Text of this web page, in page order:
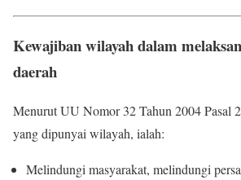
Kewajiban wilayah dalam
daerah
Menurut UU Nomor 32 Tahun 2004 Pasal
yang dipunyai wilayah, ialah:
Melindungi masyarakat, melindungi